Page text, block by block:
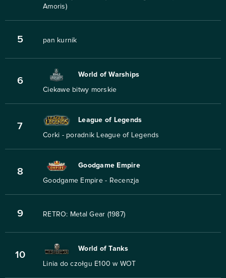
Amoris)
5 pan kurnik
6
World of Warships
Ciekawe bitwy morskie
7
League of Legends
Corki - poradnik League of Legends
8
Goodgame Empire
Goodgame Empire - Recenzja
9 RETRO: Metal Gear (1987)
10
World of Tanks
Linia do czołgu E100 w WOT